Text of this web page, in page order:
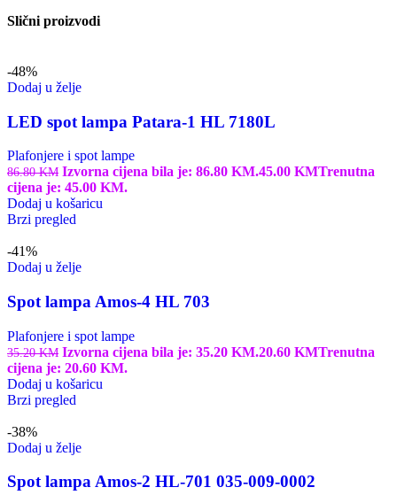
Slični proizvodi
-48%
Dodaj u želje
LED spot lampa Patara-1 HL 7180L
Plafonjere i spot lampe
86.80KM Izvorna cijena bila je: 86.80 KM.45.00 KMTrenutna
cijena je: 45.00 KM.
Dodaj u košaricu
Brzi pregled
-41%
Dodaj u želje
Spot lampa Amos-4 HL 703
Plafonjere i spot lampe
35.20KM Izvorna cijena bila je: 35.20 KM.20.60 KMTrenutna
cijena je: 20.60 KM.
Dodaj u košaricu
Brzi pregled
-38%
Dodaj u želje
Spot lampa Amos-2 HL-701 035-009-0002